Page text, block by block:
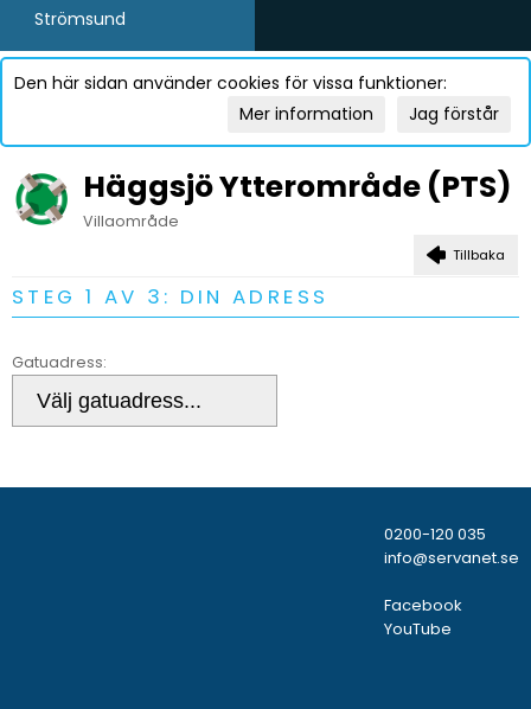
Strömsund
Den här sidan använder cookies för vissa funktioner:
Jag förstår
Mer information
Häggsjö Ytterområde (PTS)
Villaområde
Tillbaka
STEG 1 AV 3: DIN ADRESS
Gatuadress:
0200-120 035
info@servanet.se
Facebook
YouTube